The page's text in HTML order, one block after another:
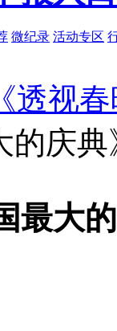
微纪录 活动专区
《透视
的庆典
最大